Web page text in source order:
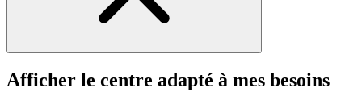
Afficher le centre adapté à mes besoins